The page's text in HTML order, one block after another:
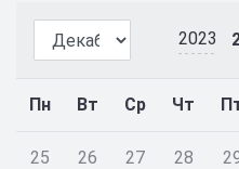
2023
Пн Вт Ср Чт
25 26 27 28